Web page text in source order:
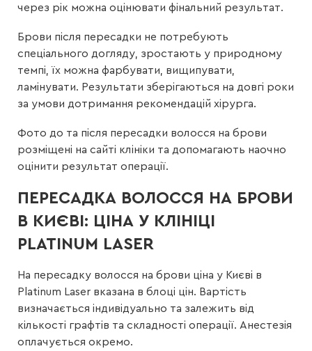
через рік можна оцінювати фінальний результат.
Брови після пересадки не потребують
спеціального догляду, зростають у природному
темпі, їх можна фарбувати, вищипувати,
ламінувати. Результати зберігаються на довгі роки
за умови дотримання рекомендацій хірурга.
Фото до та після пересадки волосся на брови
розміщені на сайті клініки та допомагають наочно
оцінити результат операції.
ПЕРЕСАДКА ВОЛОССЯ НА БРОВИ
В КИЄВІ: ЦІНА У КЛІНІЦІ
PLATINUM LASER
На пересадку волосся на брови ціна у Києві в
Platinum Laser вказана в блоці цін. Вартість
визначається індивідуально та залежить від
кількості графтів та складності операції. Анестезія
оплачується окремо.